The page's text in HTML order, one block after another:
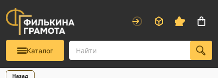
Каталог
Назад